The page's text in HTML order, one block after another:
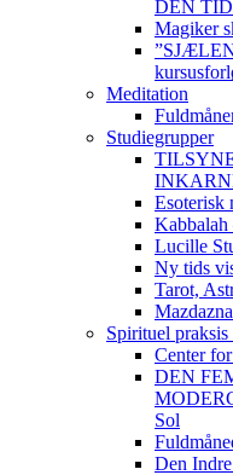
DEN
Magiker
Meditation
Studiegrupper
Esoterisk
Lucille
Ny tids
Tarot,
Spirituel
Center
DEN
Sol
Den